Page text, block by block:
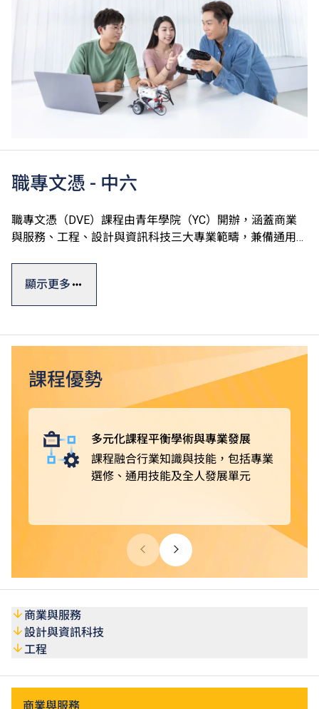
職專文憑 - 中六
職專文憑（DVE）課程由青年學院（YC）開辦，涵蓋商業
與服務、工程、設計與資訊科技三大專業範疇，兼備通用技
職專文憑課程一般修讀期為一年，部份單元以中文授課及評
用指標，資歷廣獲認可。
畢業生可升讀VTC高級文憑課程
，升讀相關課程更有機會
獲豁免修讀部分課程單元
。完成課程後，可選擇投身業
界，亦可繼續進修，取得更高學歷。
顯示更多
課程優勢
多元化課程平衡學術與專業發展
課程融合行業知識與技能，包括專業
選修、通用技能及全人發展單元
商業與服務
設計與資訊科技
工程
商業與服務